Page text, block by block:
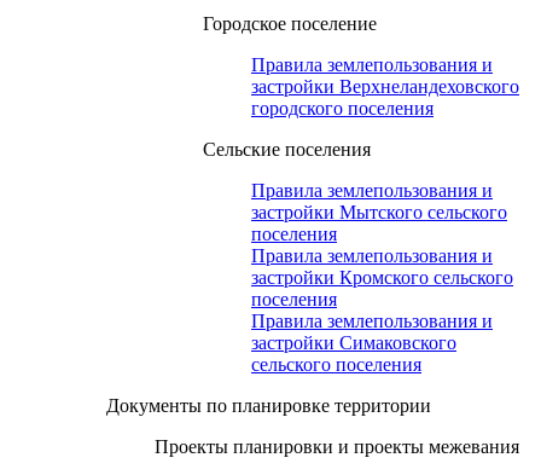
Городское поселение
Правила землепользования и
застройки Верхнеландеховского
городского поселения
Сельские поселения
Правила землепользования и
застройки Мытского сельского
поселения
Правила землепользования и
застройки Кромского сельского
поселения
Правила землепользования и
застройки Симаковского
сельского поселения
Документы по планировке территории
Проекты планировки и проекты межевания